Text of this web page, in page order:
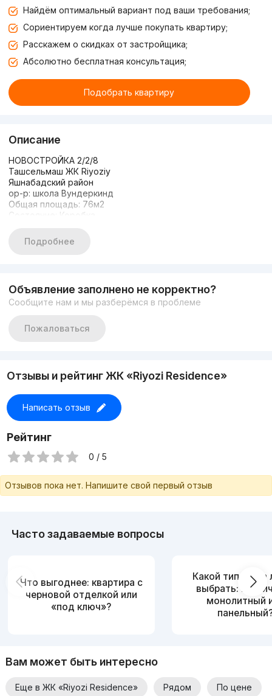
Найдём оптимальный вариант под ваши требования;
Сориентируем когда лучше покупать квартиру;
Расскажем о скидках от застройщика;
Абсолютно бесплатная консультация;
Подобрать квартиру
Описание
НОВОСТРОЙКА 2/2/8
Ташсельмаш ЖК Riyoziy
Яшнабадский район
ор-р: школа Вундеркинд
Общая площадь: 76м2
Состояние: Коробка
72.000$Подробнее
Объявление заполнено не корректно?
Сообщите нам и мы разберёмся в проблеме
Пожаловаться
Отзывы и рейтинг ЖК «Riyozi Residence»
Написать отзыв
Рейтинг
0 / 5
Отзывов пока нет. Напишите свой первый отзыв
Часто задаваемые вопросы
Что выгоднее: квартира с
черновой отделкой или
«под ключ»?
Какой тип дома
выбрать:
монолитный
Вам может быть интересно
Еще в ЖК «Riyozi Residence» Рядом По цене